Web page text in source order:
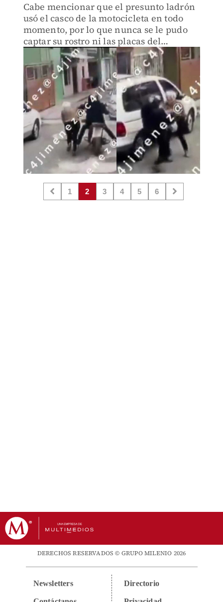
Cabe mencionar que el presunto ladrón
usó el casco de la motocicleta en todo
momento, por lo que nunca se le pudo
captar su rostro ni las placas del
vehículo.
1 2 3 4 5 6
DERECHOS RESERVADOS © GRUPO MILENIO 2026
Newsletters Directorio